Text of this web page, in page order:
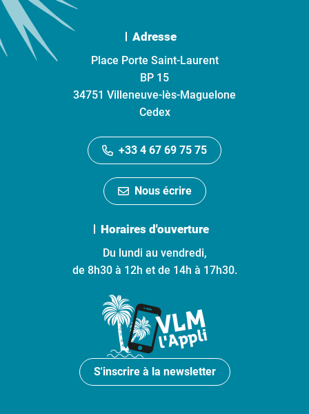
Adresse
Place Porte Saint-Laurent
BP 15
34751 Villeneuve-lès-Maguelone
Cedex
+33 4 67 69 75 75
Nous écrire
Horaires d'ouverture
Du lundi au vendredi,
de 8h30 à 12h et de 14h à 17h30.
S'inscrire à la newsletter